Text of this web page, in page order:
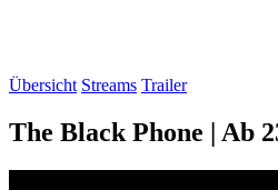
Übersicht Streams Trailer
The Black Phone | Ab